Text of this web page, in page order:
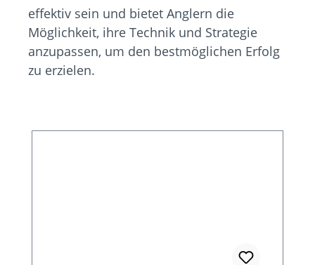
effektiv sein und bietet Anglern die
Möglichkeit, ihre Technik und Strategie
anzupassen, um den bestmöglichen Erfolg
zu erzielen.